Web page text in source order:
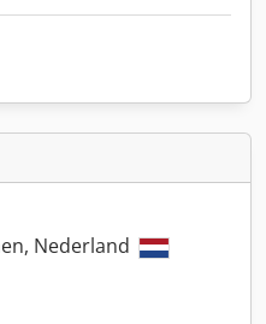
Nederland